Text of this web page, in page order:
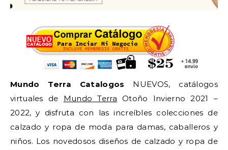
Mundo Terra Catalogos NUEVOS, catálogos
virtuales de Mundo Terra Otoño Invierno 2021 –
2022, y disfruta con las increíbles colecciones de
calzado y ropa de moda para damas, caballeros y
niños. Los novedosos diseños de calzado y ropa de